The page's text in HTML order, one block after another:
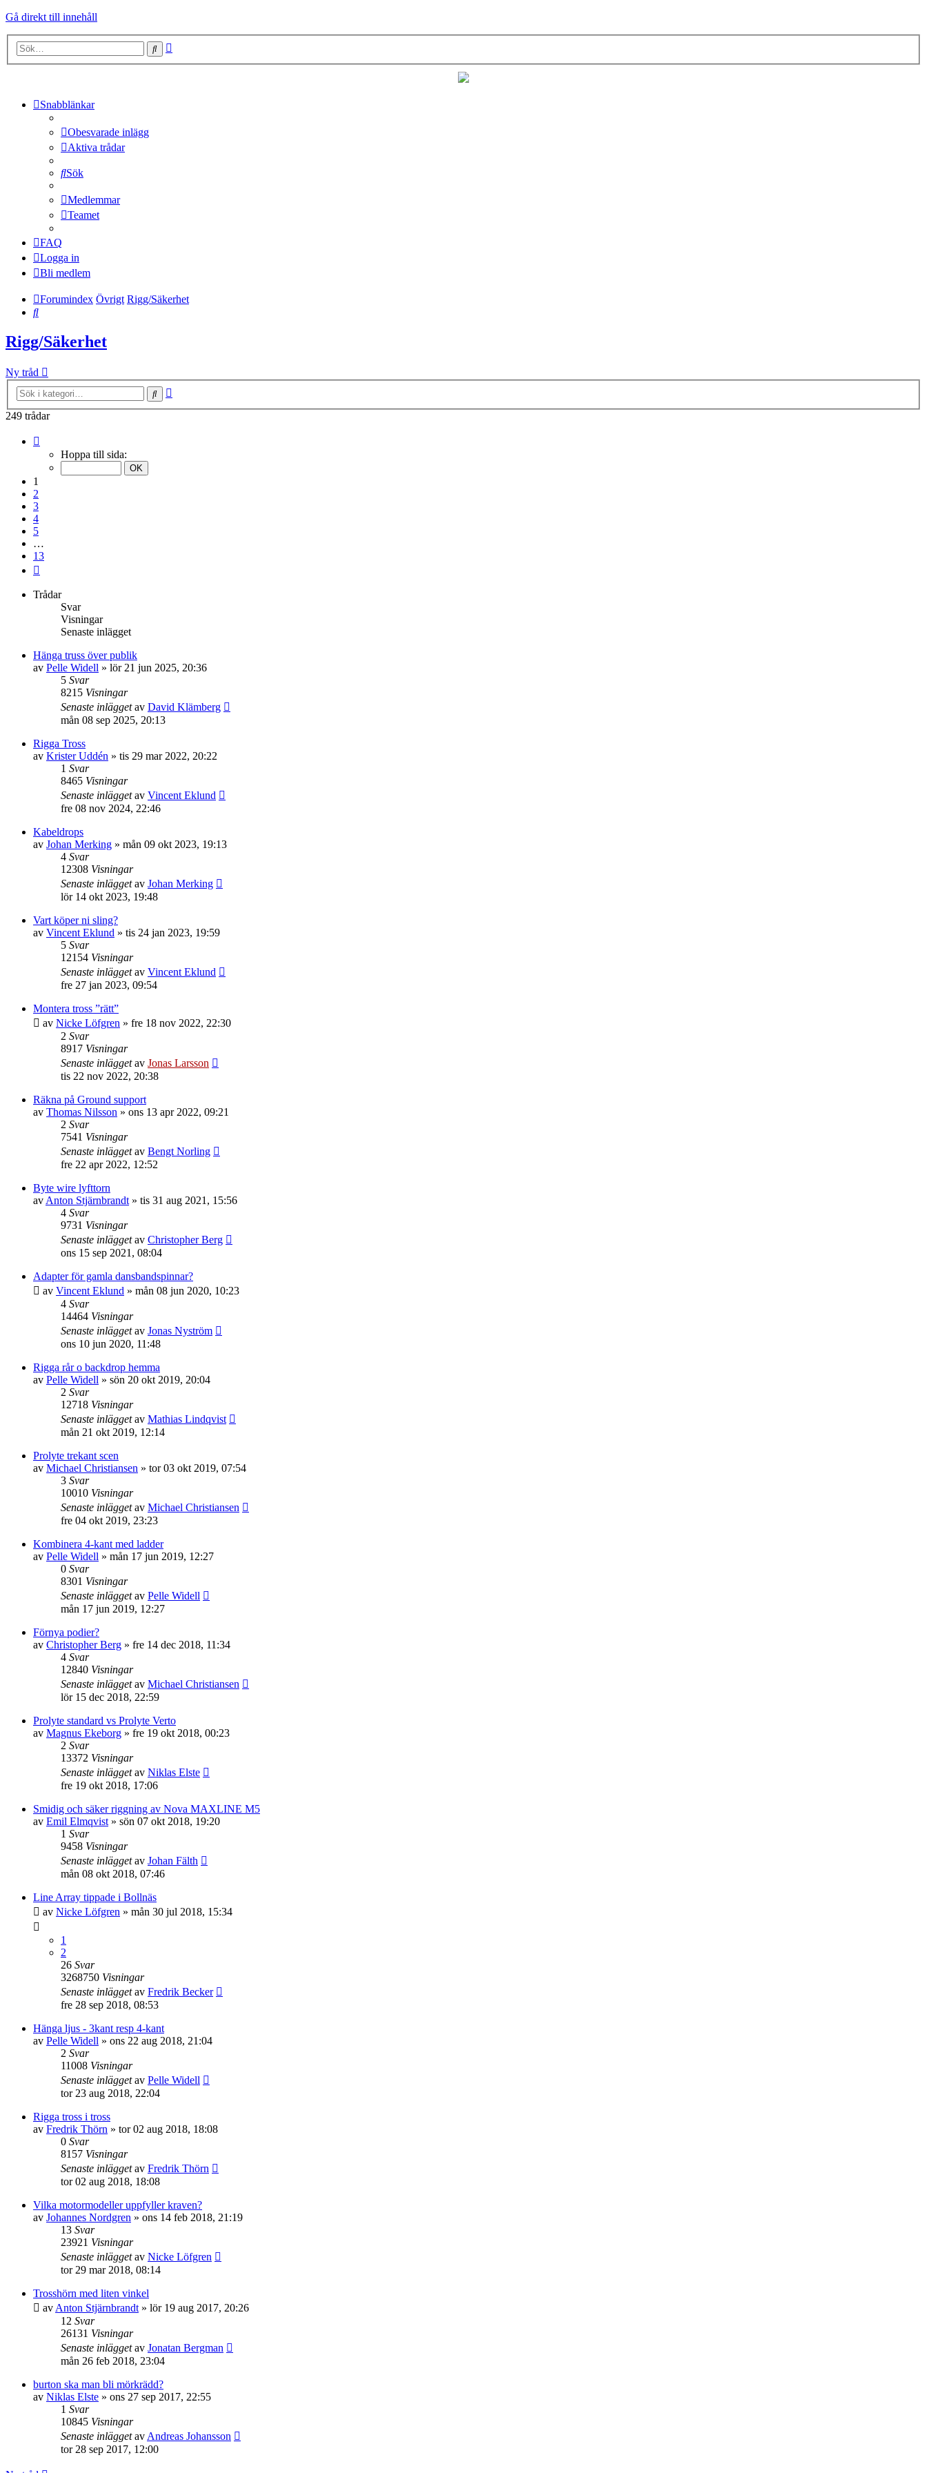
Gå direkt till innehåll
Sök
Snabblänkar
Obesvarade inlägg
Aktiva trådar
Sök
Medlemmar
Teamet
FAQ
Logga in
Bli medlem
Forumindex Övrigt Rigg/Säkerhet
Sök
Rigg/Säkerhet
Ny tråd
Sök
249 trådar
Hoppa till sida:
1
2
3
4
5
…
13
Trådar
Svar
Visningar
Senaste inlägget
Hänga truss över publik
av Pelle Widell » lör 21 jun 2025, 20:36
5 Svar
8215 Visningar
Senaste inläggetav David Klämberg
mån 08 sep 2025, 20:13
Rigga Tross
av Krister Uddén » tis 29 mar 2022, 20:22
1 Svar
8465 Visningar
Senaste inläggetav Vincent Eklund
fre 08 nov 2024, 22:46
Kabeldrops
av Johan Merking » mån 09 okt 2023, 19:13
4 Svar
12308 Visningar
Senaste inläggetav Johan Merking
lör 14 okt 2023, 19:48
Vart köper ni sling?
av Vincent Eklund » tis 24 jan 2023, 19:59
5 Svar
12154 Visningar
Senaste inläggetav Vincent Eklund
fre 27 jan 2023, 09:54
Montera tross ”rätt”
av Nicke Löfgren » fre 18 nov 2022, 22:30
2 Svar
8917 Visningar
Senaste inläggetav Jonas Larsson
tis 22 nov 2022, 20:38
Räkna på Ground support
av Thomas Nilsson » ons 13 apr 2022, 09:21
2 Svar
7541 Visningar
Senaste inläggetav Bengt Norling
fre 22 apr 2022, 12:52
Byte wire lyfttorn
av Anton Stjärnbrandt » tis 31 aug 2021, 15:56
4 Svar
9731 Visningar
Senaste inläggetav Christopher Berg
ons 15 sep 2021, 08:04
Adapter för gamla dansbandspinnar?
av Vincent Eklund » mån 08 jun 2020, 10:23
4 Svar
14464 Visningar
Senaste inläggetav Jonas Nyström
ons 10 jun 2020, 11:48
Rigga rår o backdrop hemma
av Pelle Widell » sön 20 okt 2019, 20:04
2 Svar
12718 Visningar
Senaste inläggetav Mathias Lindqvist
mån 21 okt 2019, 12:14
Prolyte trekant scen
av Michael Christiansen » tor 03 okt 2019, 07:54
3 Svar
10010 Visningar
Senaste inläggetav Michael Christiansen
fre 04 okt 2019, 23:23
Kombinera 4-kant med ladder
av Pelle Widell » mån 17 jun 2019, 12:27
0 Svar
8301 Visningar
Senaste inläggetav Pelle Widell
mån 17 jun 2019, 12:27
Förnya podier?
av Christopher Berg » fre 14 dec 2018, 11:34
4 Svar
12840 Visningar
Senaste inläggetav Michael Christiansen
lör 15 dec 2018, 22:59
Prolyte standard vs Prolyte Verto
av Magnus Ekeborg » fre 19 okt 2018, 00:23
2 Svar
13372 Visningar
Senaste inläggetav Niklas Elste
fre 19 okt 2018, 17:06
Smidig och säker riggning av Nova MAXLINE M5
av Emil Elmqvist » sön 07 okt 2018, 19:20
1 Svar
9458 Visningar
Senaste inläggetav Johan Fälth
mån 08 okt 2018, 07:46
Line Array tippade i Bollnäs
av Nicke Löfgren » mån 30 jul 2018, 15:34
1
2
26 Svar
3268750 Visningar
Senaste inläggetav Fredrik Becker
fre 28 sep 2018, 08:53
Hänga ljus - 3kant resp 4-kant
av Pelle Widell » ons 22 aug 2018, 21:04
2 Svar
11008 Visningar
Senaste inläggetav Pelle Widell
tor 23 aug 2018, 22:04
Rigga tross i tross
av Fredrik Thörn » tor 02 aug 2018, 18:08
0 Svar
8157 Visningar
Senaste inläggetav Fredrik Thörn
tor 02 aug 2018, 18:08
Vilka motormodeller uppfyller kraven?
av Johannes Nordgren » ons 14 feb 2018, 21:19
13 Svar
23921 Visningar
Senaste inläggetav Nicke Löfgren
tor 29 mar 2018, 08:14
Trosshörn med liten vinkel
av Anton Stjärnbrandt » lör 19 aug 2017, 20:26
12 Svar
26131 Visningar
Senaste inläggetav Jonatan Bergman
mån 26 feb 2018, 23:04
burton ska man bli mörkrädd?
av Niklas Elste » ons 27 sep 2017, 22:55
1 Svar
10845 Visningar
Senaste inläggetav Andreas Johansson
tor 28 sep 2017, 12:00